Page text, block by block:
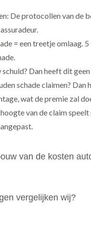
De protocollen van de
= een treetje omlaag.
Dan heeft dit
schade claimen? Dan
wat de premie zal
van de claim
van de kosten
vergelijken wij?